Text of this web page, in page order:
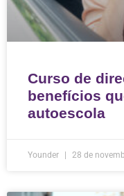
Curso de
benefícios
autoescola
Younder 28 de